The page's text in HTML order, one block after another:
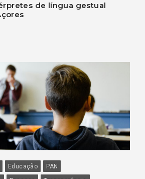
de língua gestual
Educação
PAN